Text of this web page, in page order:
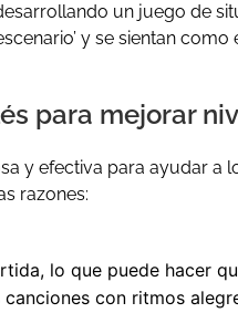
un juego de
y se sientan
para mejorar
y efectiva para ayudar a
razones:
lo que puede hacer
con ritmos